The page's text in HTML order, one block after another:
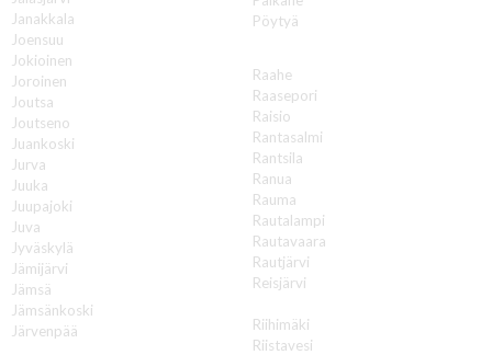
Janakkala
Joensuu
Jokioinen
Joroinen
Joutsa
Joutseno
Juankoski
Jurva
Juuka
Juupajoki
Juva
Jyväskylä
Jämijärvi
Jämsä
Jämsänkoski
Järvenpää
Pöytyä
Raahe
Raasepori
Raisio
Rantasalmi
Rantsila
Ranua
Rauma
Rautalampi
Rautavaara
Rautjärvi
Reisjärvi
Riihimäki
Riistavesi